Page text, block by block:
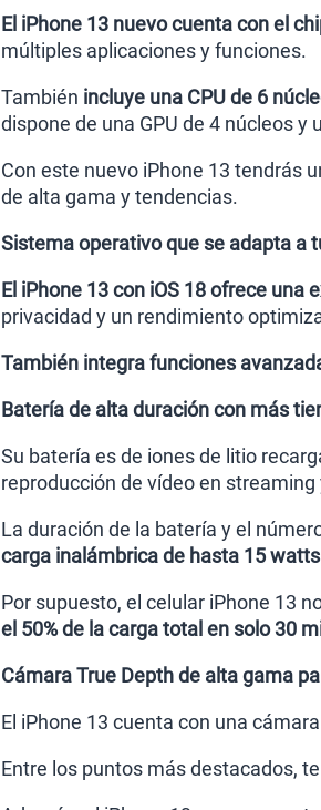
El iPhone 13 nuevo cuenta con el
múltiples aplicaciones y funciones.
También incluye una CPU de 6
dispone de una GPU de 4 núcleos y
Con este nuevo iPhone 13 tendrás
de alta gama y tendencias.
Sistema operativo que se adapta a
El iPhone 13 con iOS 18 ofrece
privacidad y un rendimiento
También integra funciones
Batería de alta duración con más
Su batería es de iones de litio
reproducción de vídeo en streaming
La duración de la batería y el
carga inalámbrica de hasta 15
Por supuesto, el celular iPhone 13
el 50% de la carga total en solo 30
Cámara True Depth de alta gama
El iPhone 13 cuenta con una
Entre los puntos más destacados,